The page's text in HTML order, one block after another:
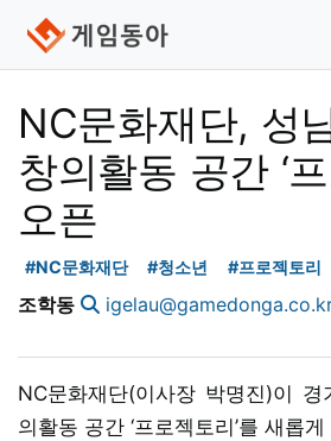
NC문화재단, 성
창의활동 공간 ‘
오픈
#NC문화재단 #청소년 #프로젝토리
조학동
NC문화재단(이사장 박명진)이
의활동 공간 ‘프로젝토리’를 새롭